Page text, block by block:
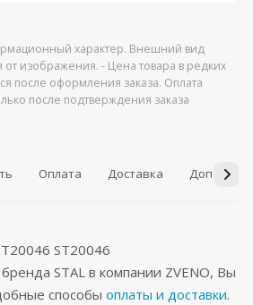
характер. Внешний вид
от изображения. - Цена товара в редких
после оформления заказа. Оплата
после подтверждения заказа
Оплата Доставка
ST20046
STAL в компании ZVENO, Вы
способы оплаты и доставки.